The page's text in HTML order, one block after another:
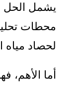
يشمل الحل
محطات
لحصاد مياه
أما الأهم،